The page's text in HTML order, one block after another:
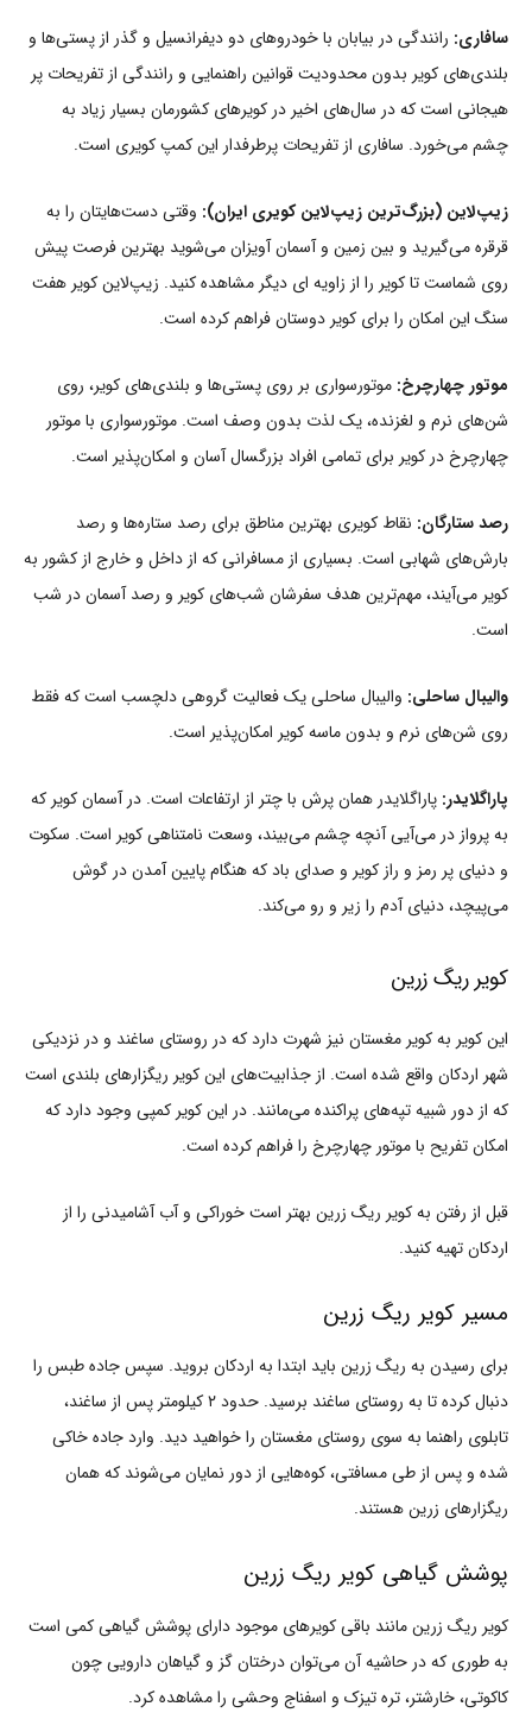
سافاری: رانندگی در بیابان با خودروهای دو دیفرانسیل و گذر از پستی‌ها و
بلندی‌های کویر بدون محدودیت قوانین راهنمایی و رانندگی از تفریحات پر
هیجانی است که در سال‌های اخیر در کویرهای کشورمان بسیار زیاد به
چشم می‌خورد. سافاری از تفریحات پرطرفدار این کمپ کویری است.
زیپ‌لاین (بزرگ‌ترین زیپ‌لاین کویری ایران): وقتی دست‌هایتان را به
قرقره می‌گیرید و بین زمین و آسمان آویزان می‌شوید بهترین فرصت پیش
روی شماست تا کویر را از زاویه ای دیگر مشاهده کنید. زیپ‌لاین کویر هفت
سنگ این امکان را برای کویر دوستان فراهم کرده است.
موتور چهارچرخ: موتورسواری بر روی پستی‌ها و بلندی‌های کویر، روی
شن‌های نرم و لغزنده، یک لذت بدون وصف است. موتورسواری با موتور
چهارچرخ در کویر برای تمامی افراد بزرگسال آسان و امکان‌پذیر است.
رصد ستارگان: نقاط کویری بهترین مناطق برای رصد ستاره‌ها و رصد
بارش‌های شهابی است. بسیاری از مسافرانی که از داخل و خارج از کشور به
کویر می‌آیند، مهم‌ترین هدف سفرشان شب‌های کویر و رصد آسمان در شب
است.
والیبال ساحلی: والیبال ساحلی یک فعالیت گروهی دلچسب است که فقط
روی شن‌های نرم و بدون ماسه کویر امکان‌پذیر است.
پاراگلایدر: پاراگلایدر همان پرش با چتر از ارتفاعات است. در آسمان کویر که
به پرواز در می‌آیی آنچه چشم می‌بیند، وسعت نامتناهی کویر است. سکوت
و دنیای پر رمز و راز کویر و صدای باد که هنگام پایین آمدن در گوش
می‌پیچد، دنیای آدم را زیر و رو می‌کند.
کویر ریگ زرین
این کویر به کویر مغستان نیز شهرت دارد که در روستای ساغند و در نزدیکی
شهر اردکان واقع شده است. از جذابیت‌های این کویر ریگزارهای بلندی است
که از دور شبیه تپه‌های پراکنده می‌مانند. در این کویر کمپی وجود دارد که
امکان تفریح با موتور چهارچرخ را فراهم کرده است.
قبل از رفتن به کویر ریگ زرین بهتر است خوراکی و آب آشامیدنی را از
اردکان تهیه کنید.
مسیر کویر ریگ زرین
برای رسیدن به ریگ زرین باید ابتدا به اردکان بروید. سپس جاده طبس را
دنبال کرده تا به روستای ساغند برسید. حدود ۲ کیلومتر پس از ساغند،
تابلوی راهنما به سوی روستای مغستان را خواهید دید. وارد جاده خاکی
شده و پس از طی مسافتی، کوه‌هایی از دور نمایان می‌شوند که همان
ریگزارهای زرین هستند.
پوشش گیاهی کویر ریگ زرین
کویر ریگ زرین مانند باقی کویرهای موجود دارای پوشش گیاهی کمی است
به طوری که در حاشیه آن می‌توان درختان گز و گیاهان دارویی چون
کاکوتی، خارشتر، تره تیزک و اسفناج وحشی را مشاهده کرد.